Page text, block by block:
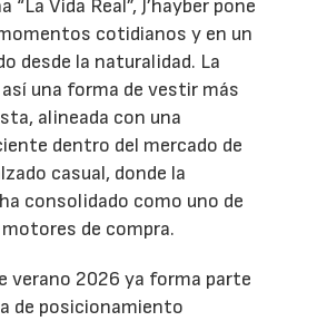
“La Vida Real”, J’hayber pone
cotidianos y en un
desde la naturalidad. La
una forma de vestir más
alineada con una
dentro del mercado de
casual, donde la
consolidado como uno de
de compra.
verano 2026 ya forma parte
de posicionamiento